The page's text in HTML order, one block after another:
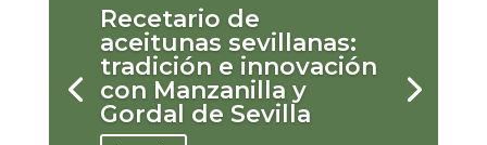
Recetario de
aceitunas sevillanas:
tradición e innovación
con Manzanilla y
Gordal de Sevilla